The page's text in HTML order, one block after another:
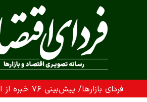
فردای بازارها/ پیش‌بینی ۷۶ خبره از اقتصاد و بازارها